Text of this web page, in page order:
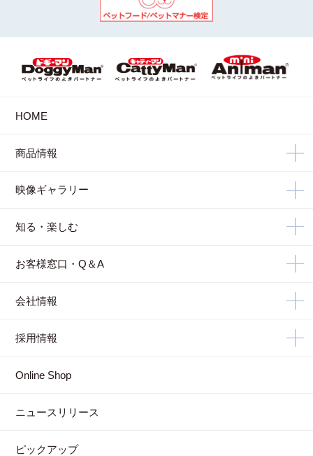
HOME
商品情報
映像ギャラリー
知る・楽しむ
お客様窓口・Q＆A
会社情報
採用情報
Online Shop
ニュースリリース
ピックアップ